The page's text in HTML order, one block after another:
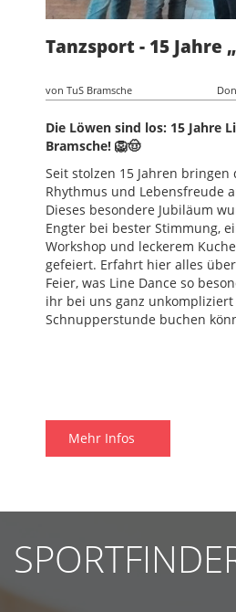
Tanzsport - 15 Jahre
von TuS Bramsche
Die Löwen sind los: 15 Jahre
Bramsche! 🦁🤠
Seit stolzen 15 Jahren bringen
Rhythmus und Lebensfreude
Dieses besondere Jubiläum
Engter bei bester Stimmung,
Workshop und leckerem
gefeiert. Erfahrt hier alles
Feier, was Line Dance so
ihr bei uns ganz unkompliziert
Schnupperstunde buchen
Mehr Infos